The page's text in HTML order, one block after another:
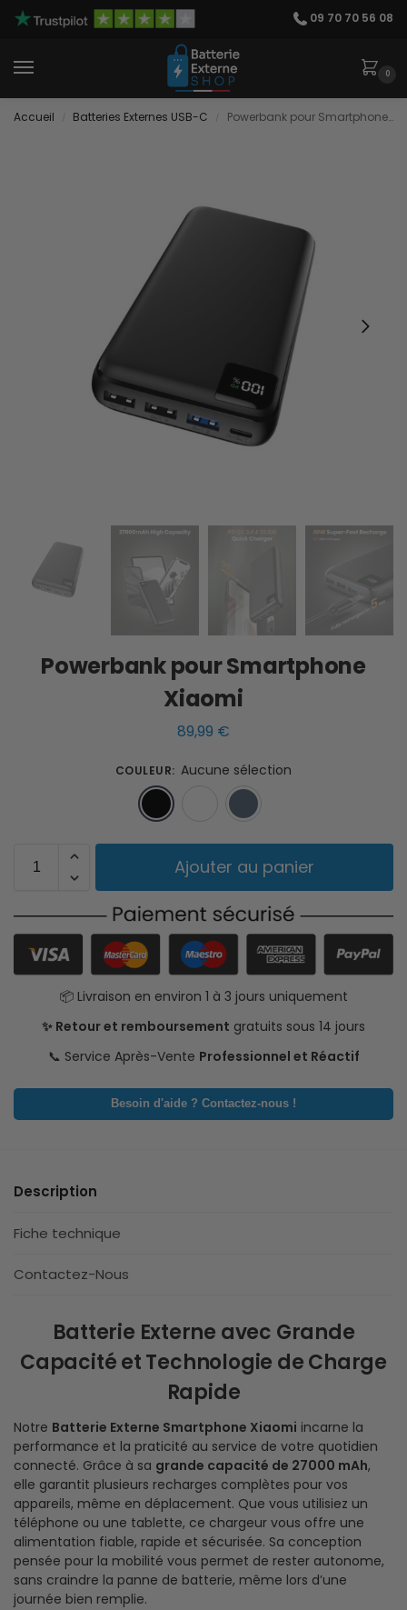
09 70 70 56 08
0
Accueil Batteries Externes USB-C Powerbank pour Smartphone Xiaomi
Powerbank pour Smartphone
Xiaomi
89,99 €
COULEUR: Aucune sélection
Noir
Ajouter au panier
📦 Livraison en environ 1 à 3 jours uniquement
✨ Retour et remboursement gratuits sous 14 jours
📞 Service Après-Vente Professionnel et Réactif
Besoin d'aide ? Contactez-nous !
Description
Fiche technique
Contactez-Nous
Batterie Externe avec Grande
Capacité et Technologie de Charge
Rapide
Notre Batterie Externe Smartphone Xiaomi incarne la
performance et la praticité au service de votre quotidien
connecté. Grâce à sa grande capacité de 27000 mAh,
elle garantit plusieurs recharges complètes pour vos
appareils, même en déplacement. Que vous utilisiez un
téléphone ou une tablette, ce chargeur vous offre une
alimentation fiable, rapide et sécurisée. Sa conception
pensée pour la mobilité vous permet de rester autonome,
sans craindre la panne de batterie, même lors d’une
journée bien remplie.